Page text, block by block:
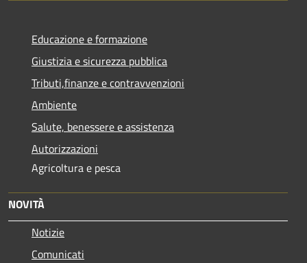
Educazione e formazione
Giustizia e sicurezza pubblica
Tributi,finanze e contravvenzioni
Ambiente
Salute, benessere e assistenza
Autorizzazioni
Agricoltura e pesca
NOVITÀ
Notizie
Comunicati